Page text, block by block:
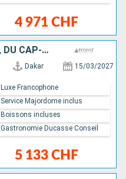
4 971 CHF
ENTRE VOLCANS ET OCÉAN, DU CAP-VERT AUX CANARIES
Dakar 15/03/2027
5 133 CHF
Luxe Francophone
Service Majordome inclus
Boissons incluses
Gastronomie Ducasse Conseil